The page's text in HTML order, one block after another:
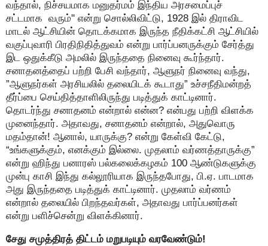
வந்தால், நிச்சயமாக மனுதர்மம் இந்திய அரசமைப்புச்
சட்டமாக வரும்'' என்று சொல்லிவிட்டு, 1928 இல் திராவிட
மாடல் ஆட்சியின் தொடக்கமாக இருந்த நீதிக்கட்சி ஆட்சியில்
வகுப்புவாரி பிரதிநிதித்துவம் என்று பார்ப்பனருக்கும் சேர்த்து
இட ஒதுக்கீடு அமலில் இருந்ததை நினைவு கூர்ந்தார்.
சனாதனத்தைப் பற்றி பேசி வந்தார், ஆளுநர் நினைவு வந்து,
”ஆளுநர்கள் அரசியலில் தலையிடக் கூடாது” உச்சநீதிமன்றத்
தீர்ப்பை செய்தித்தாளிலிருந்து படித்துக் காட்டினார்.
தொடர்ந்து சனாதனம் என்றால் என்ன? என்பது பற்றி விளக்க
முனைந்தார். அதாவது, சனாதனம் என்றால், அதுவொரு
மதம்தான்! ஆனால், யாருக்கு? என்று கேள்வி கேட்டு,
“உங்களுக்கும், எனக்கும் இல்லை. முதலாம் வர்ணத்தாருக்கு”
என்று ஹிந்து பனாரஸ் பல்கலைக்கழகம் 100 ஆண்டுகளுக்கு
முன்பு காசி இந்து கல்லூரியாக இருந்தபோது, பி.ஏ. பாடமாக
அது இருந்ததை படித்துக் காட்டினார். முதலாம் வர்ணம்
என்றால் தலையில் பிறந்தவர்கள், அதாவது பார்ப்பனர்கள்
என்று பளிச்சென்று விளக்கினார்.
சேது சமுத்திரத் திட்டம் மறுபடியும் வரவேண்டும்!